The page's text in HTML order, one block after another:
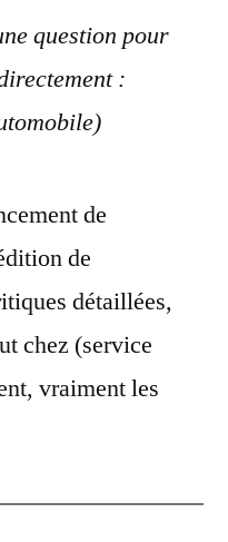
question pour
:
de
de
détaillées,
chez (service
vraiment les